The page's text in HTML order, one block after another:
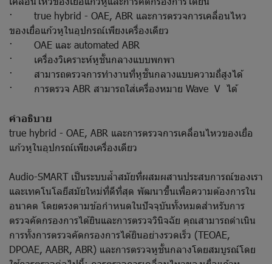
· true hybrid - OAE, ABR และการตรวจการเคลื่อนไหว
ของเยื่อแก้วหูในอุปกรณ์เพียงเครื่องเดียว
· OAE และ automated ABR
· เครื่องวิเคราะห์หูชั้นกลางแบบพกพา
· สามารถตรวจการทำงานที่หูชั้นกลางแบบความถี่สูงได้
· การตรวจ ABR สามารถใส่เครื่องหมาย Wave V ได้
คำอธิบาย
true hybrid - OAE, ABR และการตรวจการเคลื่อนไหวของเยื่อ
แก้วหูในอุปกรณ์เพียงเครื่องเดียว
Audio-SMART เป็นระบบล้ำสมัยที่ผสมผสานประสบการณ์ของเรา
และเทคโนโลยีสมัยใหม่ที่ดีที่สุด พัฒนาขึ้นเพื่อความต้องการใน
อนาคต โดยตรงตามข้อกำหนดในปัจจุบันทั้งหมดสำหรับการ
ตรวจคัดกรองการได้ยินและการตรวจวินิจฉัย คุณสามารถดำเนิน
การทั้งการตรวจคัดกรองการได้ยินอย่างรวดเร็ว (TEOAE,
DPOAE, AABR, ABR) และการตรวจหูชั้นกลางโดยสมบูรณ์โดย